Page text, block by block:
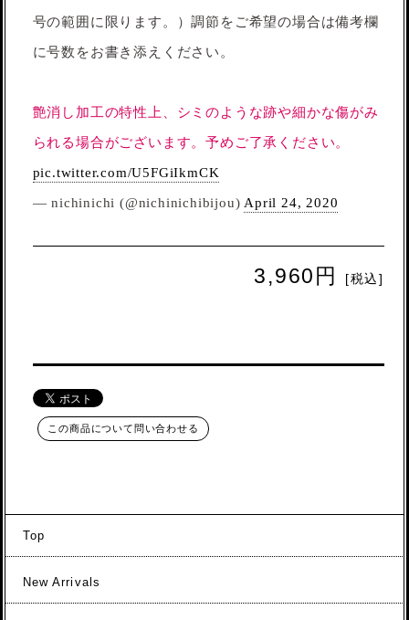
号の範囲に限ります。）調節をご希望の場合は備考欄
に号数をお書き添えください。
艶消し加工の特性上、シミのような跡や細かな傷がみ
られる場合がございます。予めご了承ください。
pic.twitter.com/U5FGiIkmCK
— nichinichi (@nichinichibijou) April 24, 2020
3,960円 [税込]
この商品について問い合わせる
Top
New Arrivals